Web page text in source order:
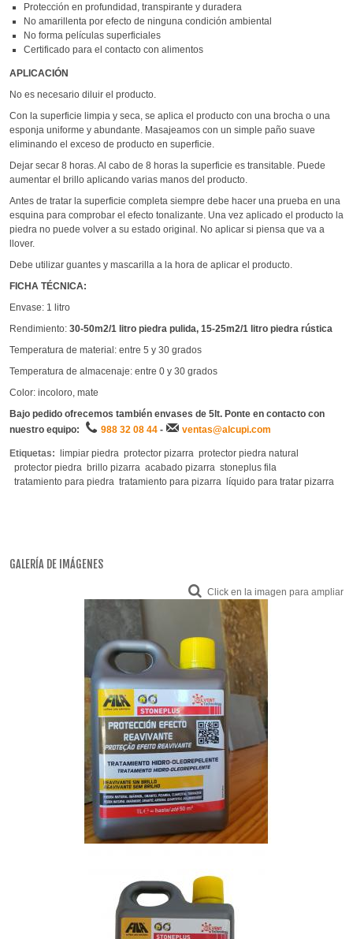
Protección en profundidad, transpirante y duradera
No amarillenta por efecto de ninguna condición ambiental
No forma películas superficiales
Certificado para el contacto con alimentos
APLICACIÓN
No es necesario diluir el producto.
Con la superficie limpia y seca, se aplica el producto con una brocha o una
esponja uniforme y abundante. Masajeamos con un simple paño suave
eliminando el exceso de producto en superficie.
Dejar secar 8 horas. Al cabo de 8 horas la superficie es transitable. Puede
aumentar el brillo aplicando varias manos del producto.
Antes de tratar la superficie completa siempre debe hacer una prueba en una
esquina para comprobar el efecto tonalizante. Una vez aplicado el producto la
piedra no puede volver a su estado original. No aplicar si piensa que va a
llover.
Debe utilizar guantes y mascarilla a la hora de aplicar el producto.
FICHA TÉCNICA:
Envase: 1 litro
Rendimiento: 30-50m2/1 litro piedra pulida, 15-25m2/1 litro piedra rústica
Temperatura de material: entre 5 y 30 grados
Temperatura de almacenaje: entre 0 y 30 grados
Color: incoloro, mate
Bajo pedido ofrecemos también envases de 5lt. Ponte en contacto con
nuestro equipo:
988 32 08 44 - ventas@alcupi.com
Etiquetas: limpiar piedra protector pizarra protector piedra natural
protector piedra brillo pizarra acabado pizarra stoneplus fila
tratamiento para piedra tratamiento para pizarra líquido para tratar pizarra
GALERÍA DE IMÁGENES
Click en la imagen para ampliar